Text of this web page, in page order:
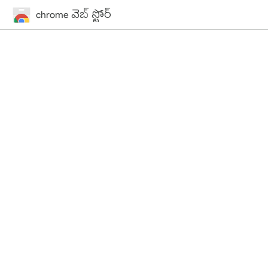
chrome వెబ్ స్టోర్